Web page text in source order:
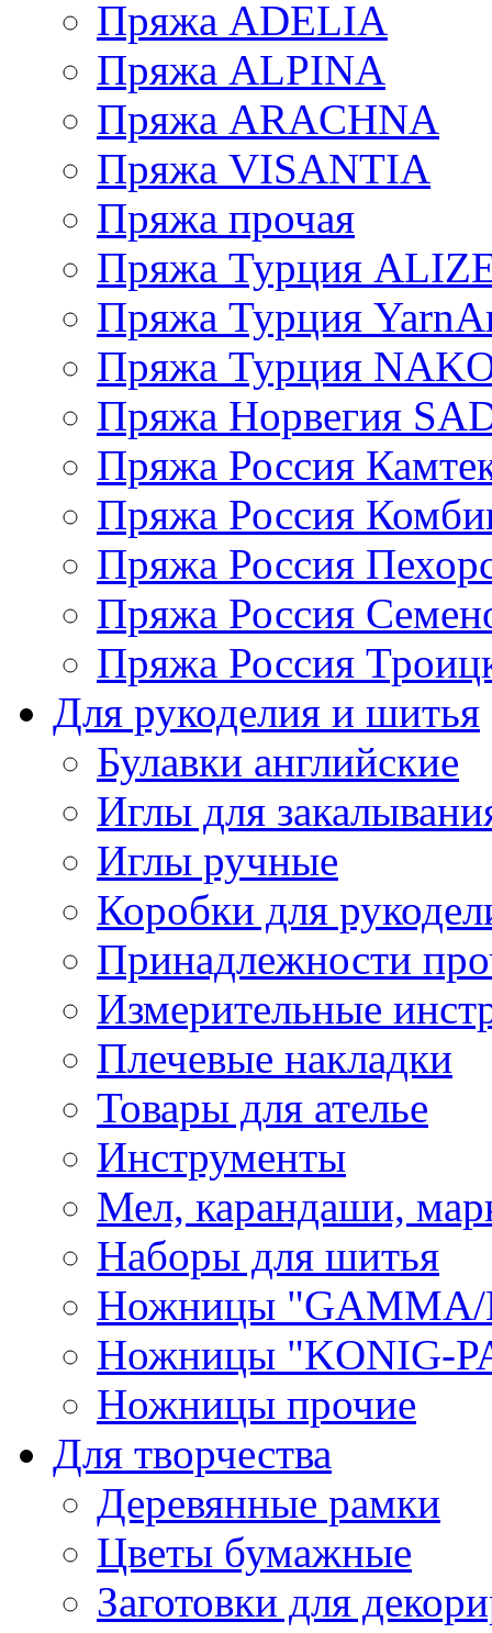
Пряжа ADELIA
Пряжа ALPINA
Пряжа ARACHNA
Пряжа VISANTIA
Пряжа прочая
Пряжа Турция
Пряжа Турция
Пряжа Турция
Пряжа Норвегия
Пряжа Россия
Пряжа Россия
Пряжа Россия
Пряжа Россия
Пряжа Россия
Для рукоделия и шитья
Булавки английские
Иглы для
Иглы ручные
Коробки для
Принадлежности
Измерительные
Плечевые накладки
Товары для ателье
Инструменты
Мел, карандаши,
Наборы для шитья
Ножницы "GAMMA/
Ножницы "KONIG-
Ножницы прочие
Для творчества
Деревянные рамки
Цветы бумажные
Заготовки для